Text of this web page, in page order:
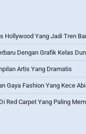
Hollywood Yang Jadi Tren
Dengan Grafik Kelas
Artis Yang Dramatis
Gaya Fashion Yang Kece
Red Carpet Yang Paling